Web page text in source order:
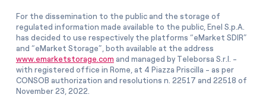
For the dissemination to the public and the storage of
regulated information made available to the public, Enel S.p.A.
has decided to use respectively the platforms “eMarket SDIR”
and “eMarket Storage”, both available at the address
www.emarketstorage.com and managed by Teleborsa S.r.l. -
with registered office in Rome, at 4 Piazza Priscilla - as per
CONSOB authorization and resolutions n. 22517 and 22518 of
November 23, 2022.